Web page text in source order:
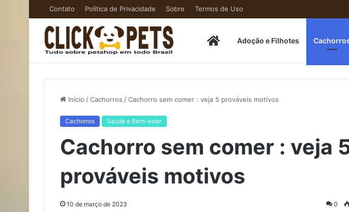
Contato Política de Privacidade Sobre Termos de Uso
HomeAdoção e Filhotes
Início /Cachorros /Cachorro sem comer : veja 5 prováveis motivos
Cachorros Saúde e Bem-estar
Cachorro sem comer : veja
prováveis motivos
10 de março de 2023 0